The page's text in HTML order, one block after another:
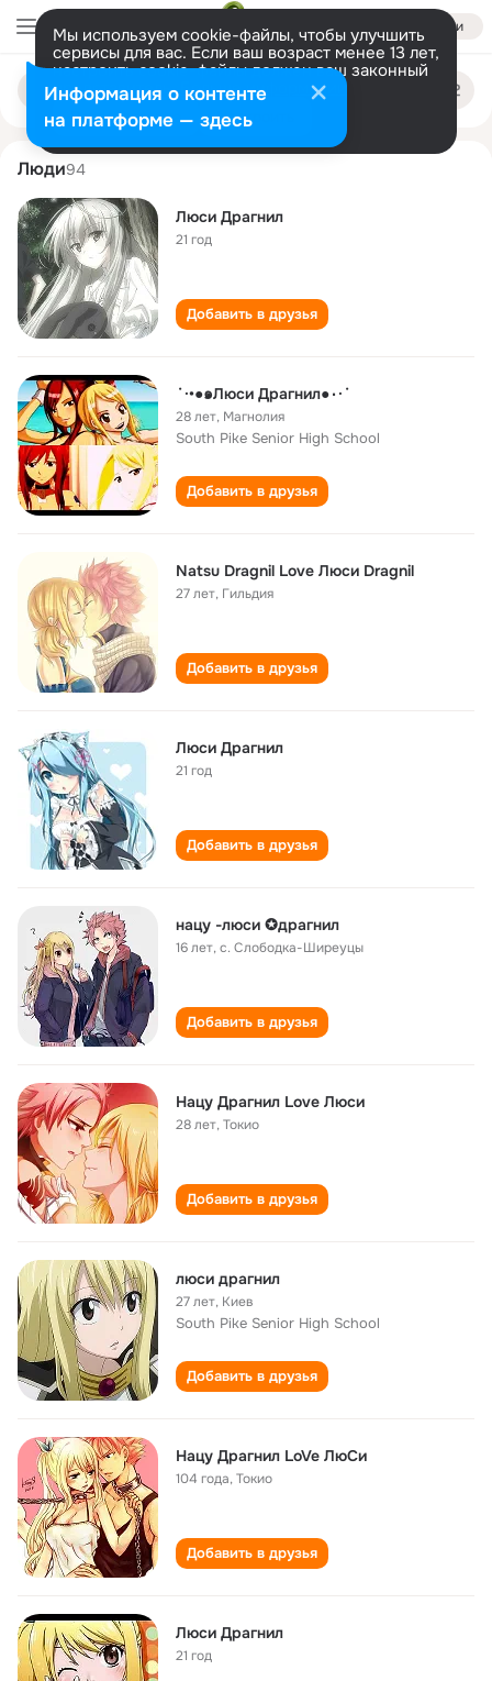
Войти
Мы используем cookie-файлы, чтобы улучшить
сервисы для вас. Если ваш возраст менее 13 лет,
настроить cookie-файлы должен ваш законный
представитель. Больше информации
Разрешить все Настроить
Поиск
людям
lyusi dragnil
Люди94
Люси Драгнил
21 год
Добавить в друзья
˙·•●๑Люси Драгнил●٠·˙
28 лет, Магнолия
South Pike Senior High School
Добавить в друзья
Natsu Dragnil Love Люси Dragnil
27 лет, Гильдия
Добавить в друзья
Люси Драгнил
21 год
Добавить в друзья
нацу -люси ✪драгнил
16 лет,с. Слободка-Ширеуцы
Добавить в друзья
Нацу Драгнил Love Люси
28 лет,Токио
Добавить в друзья
люси драгнил
27 лет, Киев
South Pike Senior High School
Добавить в друзья
Нацу Драгнил LoVe ЛюСи
104 года,Токио
Добавить в друзья
Люси Драгнил
21 год
Информация о контенте
на платформе — здесь